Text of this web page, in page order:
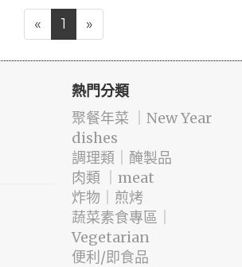
« 1 »
熱門分類
️聚餐年菜 ｜New Year
dishes
️調理類｜醃製品
肉類 ｜meat
️炸物｜煎烤
蔬菜素食專區｜
Vegetarian
便利/即食品